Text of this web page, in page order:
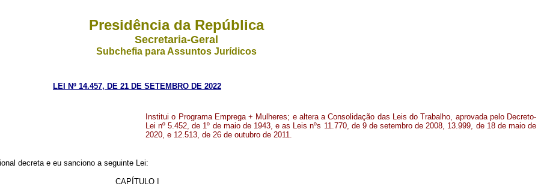
Presidência da República
Secretaria-Geral
Subchefia para Assuntos Jurídicos
LEI Nº 14.457, DE 21 DE SETEMBRO DE 2022
Institui o Programa Emprega + Mulheres; e altera a Consolidação das Leis do Trabalho, aprovada pelo Decreto-
Lei nº 5.452, de 1º de maio de 1943, e as Leis nºs 11.770, de 9 de setembro de 2008, 13.999, de 18 de maio de
2020, e 12.513, de 26 de outubro de 2011.
decreta e eu sanciono a seguinte Lei:
CAPÍTULO I